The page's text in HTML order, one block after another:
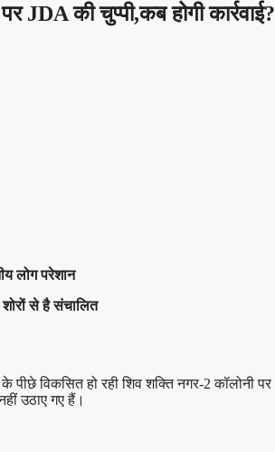
JDA की चुप्पी,कब होगी कार्रवाई?
लोग परेशान
शोरों से है संचालित
विकसित हो रही शिव शक्ति नगर-2 कॉलोनी
उठाए गए हैं।